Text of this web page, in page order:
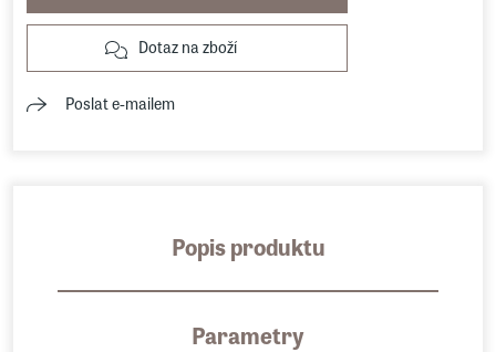
Dotaz na zboží
Poslat e-mailem
Popis produktu
Parametry